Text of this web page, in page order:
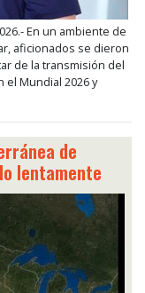
En un ambiente de
aficionados se dieron
de la transmisión del
el Mundial 2026 y
de
lentamente